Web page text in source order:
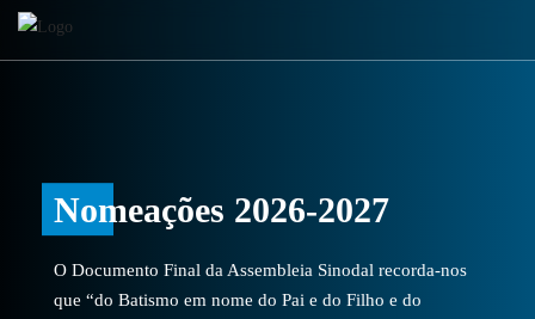
Nomeações 2026-2027
O Documento Final da Assembleia Sinodal recorda-nos
que “do Batismo em nome do Pai e do Filho e do